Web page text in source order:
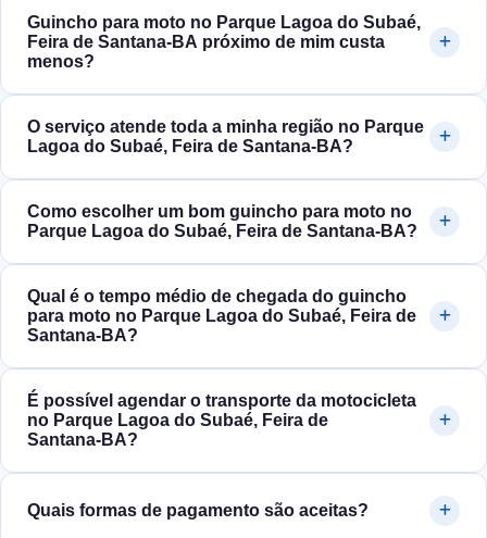
Guincho para moto no Parque Lagoa do Subaé,
Feira de Santana‑BA próximo de mim custa
menos?
O serviço atende toda a minha região no Parque
Lagoa do Subaé, Feira de Santana‑BA?
Como escolher um bom guincho para moto no
Parque Lagoa do Subaé, Feira de Santana‑BA?
Qual é o tempo médio de chegada do guincho
para moto no Parque Lagoa do Subaé, Feira de
Santana‑BA?
É possível agendar o transporte da motocicleta
no Parque Lagoa do Subaé, Feira de
Santana‑BA?
Quais formas de pagamento são aceitas?